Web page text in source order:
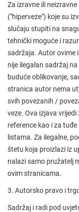
Za izravne ili
("hiperveze") koje su
slučaju stupiti na
tehnički moguće i
sadržaja. Autor ovime
nije ilegalan sadržaj
buduće oblikovanje,
stranica autor nema
svih povezanih /
veze. Ova izjava
reference kao i za
listama. Za ilegalne,
štetu koja proizlazi iz
nalazi samo pružatelj
ovim stranicama.
3. Autorsko pravo i
Sadržaj i radi pod